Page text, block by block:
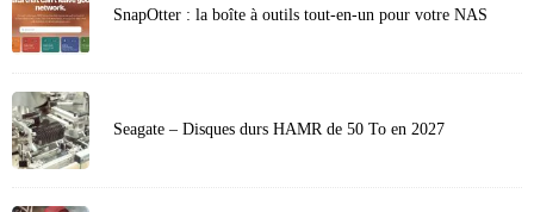
SnapOtter : la boîte à outils tout-en-un pour votre NAS
Seagate – Disques durs HAMR de 50 To en 2027